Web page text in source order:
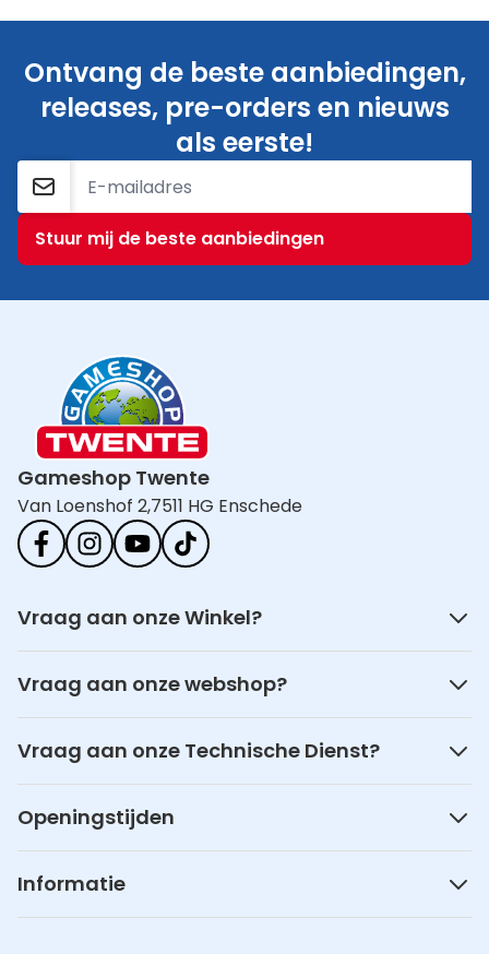
Ontvang de beste aanbiedingen,
releases, pre-orders en nieuws
als eerste!
E-mailadres
Stuur mij de beste aanbiedingen
Gameshop Twente
Van Loenshof 2,7511 HG Enschede
Vraag aan onze Winkel?
Vraag aan onze webshop?
Vraag aan onze Technische Dienst?
Openingstijden
Informatie